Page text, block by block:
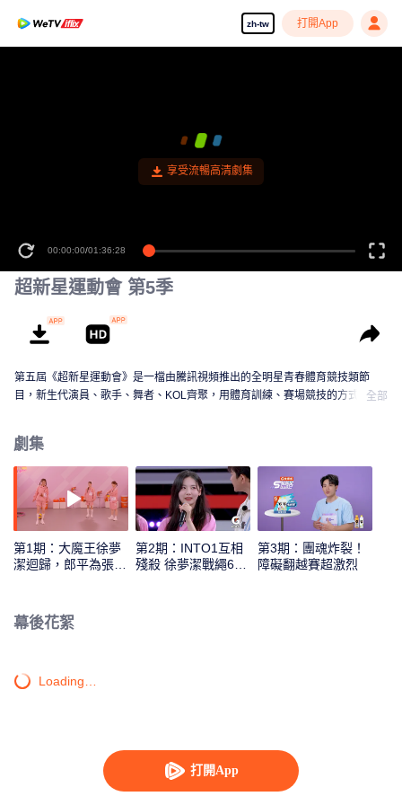
zh-tw 打開App
打開App
享受流暢高清劇集
00:00:00/01:36:28
超新星運動會 第5季
第五屆《超新星運動會》是一檔由騰訊視頻推出的全明星青春體育競技類節
目，新生代演員、歌手、舞者、KOL齊聚，用體育訓練、賽場競技的方式，展
全部
劇集
第1期：大魔王徐夢
潔迴歸，郎平為張嘉
第2期：INTO1互相
殘殺 徐夢潔戰繩6秒
第3期：團魂炸裂！
障礙翻越賽超激烈
幕後花絮
Loading…